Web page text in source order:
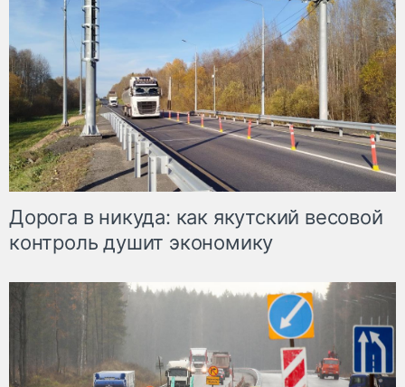
Дорога в никуда: как якутский весовой
контроль душит экономику